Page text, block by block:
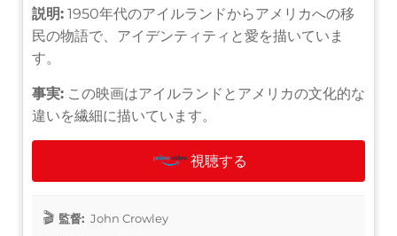
説明: 1950年代のアイルランドからアメリカへの移
民の物語で、アイデンティティと愛を描いていま
す。
事実: この映画はアイルランドとアメリカの文化的な
違いを繊細に描いています。
視聴する
監督: John Crowley